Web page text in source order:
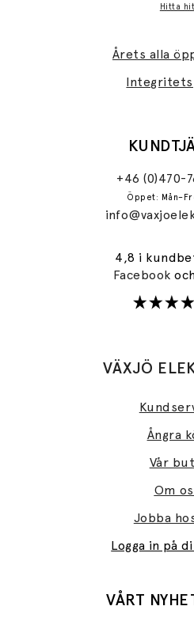
Hitta hit
Årets alla
+46 (0)470-
Öppet:
4,8 i
Facebook
VÄXJÖ
Ångra
Vår
Om
Jobba
Logga in på
VÅRT